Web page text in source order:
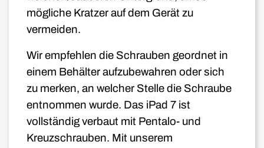
mögliche Kratzer auf dem Gerät zu
vermeiden.
Wir empfehlen die Schrauben geordnet in
einem Behälter aufzubewahren oder sich
zu merken, an welcher Stelle die Schraube
entnommen wurde. Das iPad 7 ist
vollständig verbaut mit Pentalo- und
Kreuzschrauben. Mit unserem